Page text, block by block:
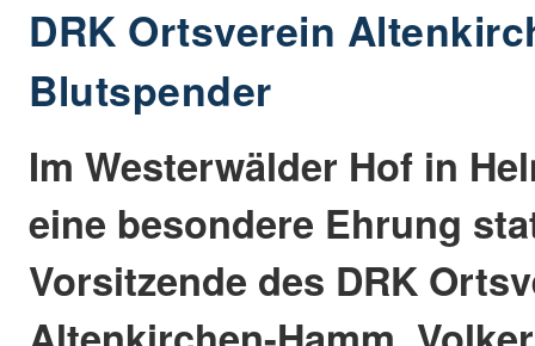
DRK Ortsverein
Blutspender
Im Westerwälder Hof in
eine besondere Ehrung
Vorsitzende des DRK